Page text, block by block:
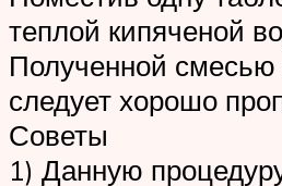
теплой кипяченой
Полученной смесью
следует хорошо
Советы
1) Данную